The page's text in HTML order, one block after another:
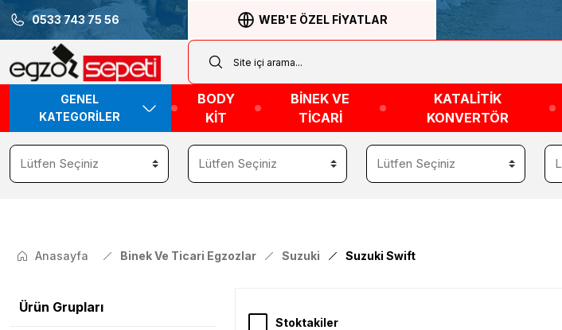
0533 743 75 56 WEB'E ÖZEL FİYATLAR
GENEL
KATEGORİLER
BODY
KİT
BİNEK VE
TİCARİ
KATALİTİK
KONVERTÖR
Anasayfa Binek Ve Ticari Egzozlar Suzuki Suzuki Swift
Ürün Grupları
Stoktakiler